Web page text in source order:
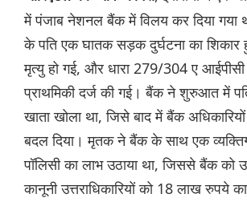
में पंजाब नेशनल बैंक में विलय कर दिया गया
के पति एक घातक सड़क दुर्घटना का
मृत्यु हो गई, और धारा 279/304 ए
प्राथमिकी दर्ज की गई। बैंक ने शुरुआत में
खाता खोला था, जिसे बाद में बैंक
बदल दिया। मृतक ने बैंक के साथ एक
पॉलिसी का लाभ उठाया था, जिससे बैंक को
कानूनी उत्तराधिकारियों को 18 लाख रुपये